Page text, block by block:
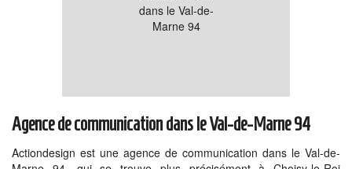
Agence de communication dans le Val-de-Marne 94
Actiondesign est une agence de communication dans le Val-de-